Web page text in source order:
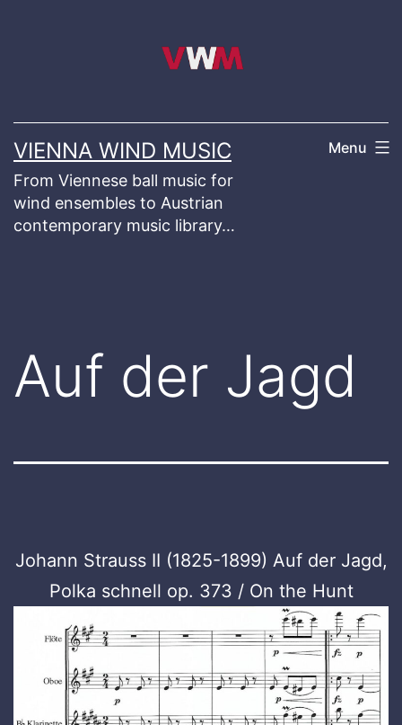
VIENNA WIND MUSIC
From Viennese ball music for
wind ensembles to Austrian
contemporary music library…
Menu
Auf der Jagd
Johann Strauss II (1825-1899) Auf der Jagd,
Polka schnell op. 373 / On the Hunt